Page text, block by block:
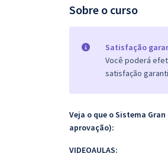
Sobre o curso
Satisfação
Você poderá
satisfação
Veja o que o Sistema
aprovação):
VIDEOAULAS: